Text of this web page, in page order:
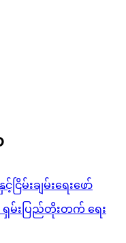
မ်းချမ်းရေးဖော်
မ်းပြည်တိုးတက် ရေး